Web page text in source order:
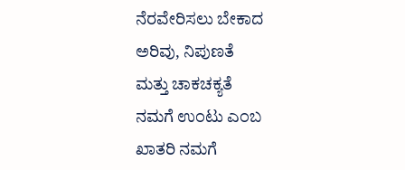
ನೆರವೇರಿಸಲು ಬೇಕಾದ
ಅರಿವು, ನಿಪುಣತೆ
ಮತ್ತು ಚಾಕಚಕ್ಯತೆ
ನಮಗೆ ಉಂಟು ಎಂಬ
ಖಾತರಿ ನಮಗೆ